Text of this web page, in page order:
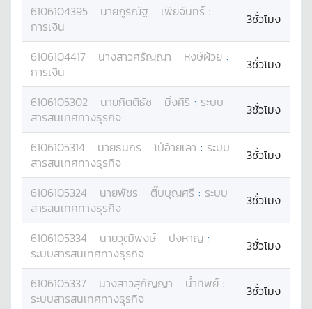
6106104395 นายภูริณัฐ เพียจันทร์ :
การเงิน
3ชั่วโมง
6106104417 นางสาวศรัญญา หงษ์ผ้วย :
การเงิน
3ชั่วโมง
6106105302 นายกิตติธัช มิ่งศิริ : ระบบ
สารสนเทศทางธุรกิจ
3ชั่วโมง
6106105314 นายธนกร โป่อ้ายเลา : ระบบ
สารสนเทศทางธุรกิจ
3ชั่วโมง
6106105324 นายพัชร ติ๊บบุญศรี : ระบบ
สารสนเทศทางธุรกิจ
3ชั่วโมง
6106105334 นายวุฒิพงษ์ ปงหาญ :
ระบบสารสนเทศทางธุรกิจ
3ชั่วโมง
6106105337 นางสาวสุกัญญา น้ำทิพย์ :
ระบบสารสนเทศทางธุรกิจ
3ชั่วโมง